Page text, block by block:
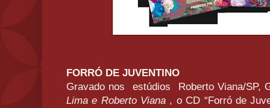
FORRÓ DE JUVENTINO
Gravado nos estúdios Roberto Viana/SP,
Lima e Roberto Viana , o CD “Forró de